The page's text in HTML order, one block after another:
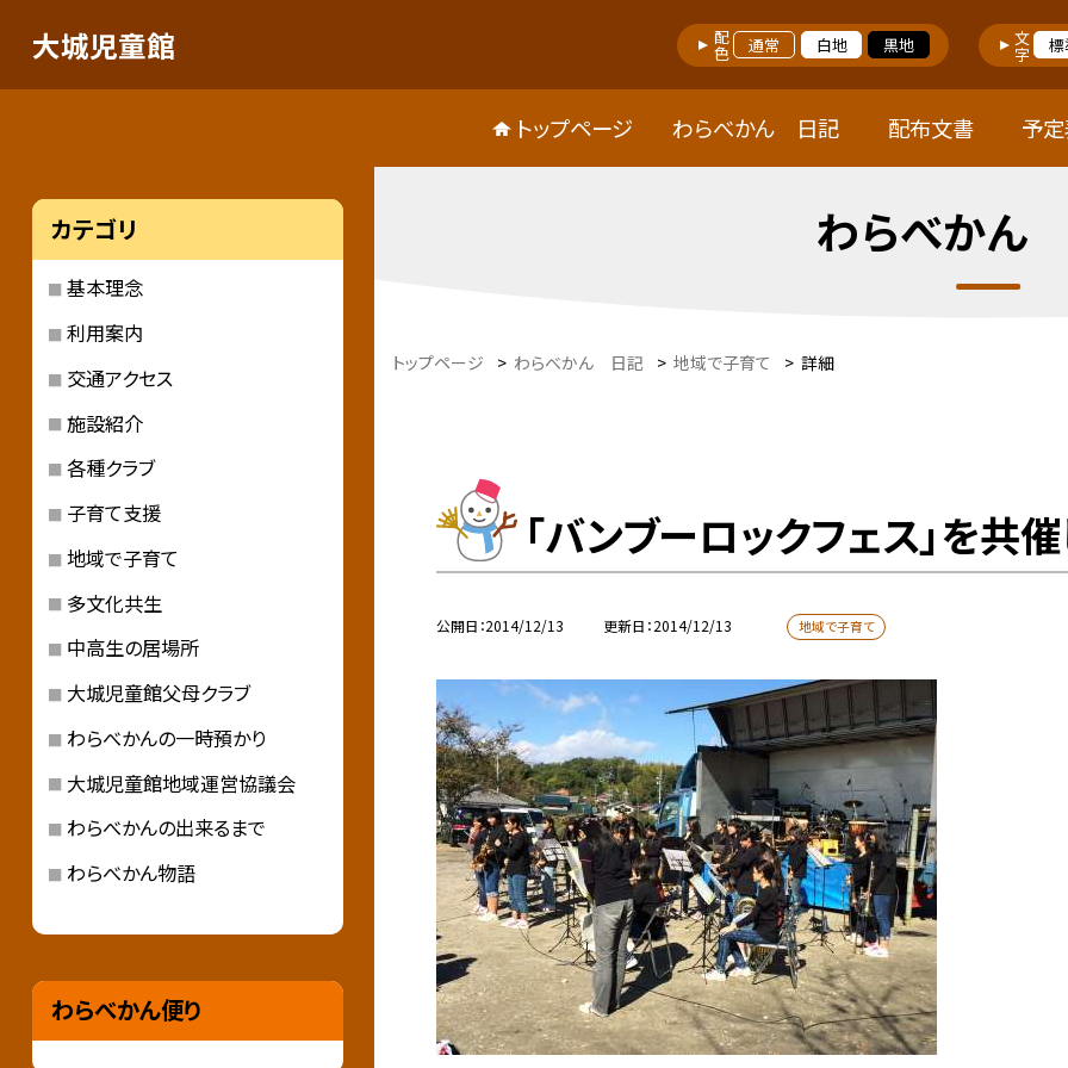
大城児童館 配色 通常 白地 黒地 文字
トップページ わらべかん 日記 配布文書 予
わらべかん
トップページ > わらべかん 日記 > 地域で子育て > 詳細
「バンブーロックフェス」を共
公開日 2014/12/13 更新日 2014/12/13 地域で子育て
カテゴリ
基本理念
利用案内
交通アクセス
施設紹介
各種クラブ
子育て支援
地域で子育て
多文化共生
中高生の居場所
大城児童館父母クラブ
わらべかんの一時預かり
大城児童館地域運営協議会
わらべかんの出来るまで
わらべかん物語
わらべかん便り